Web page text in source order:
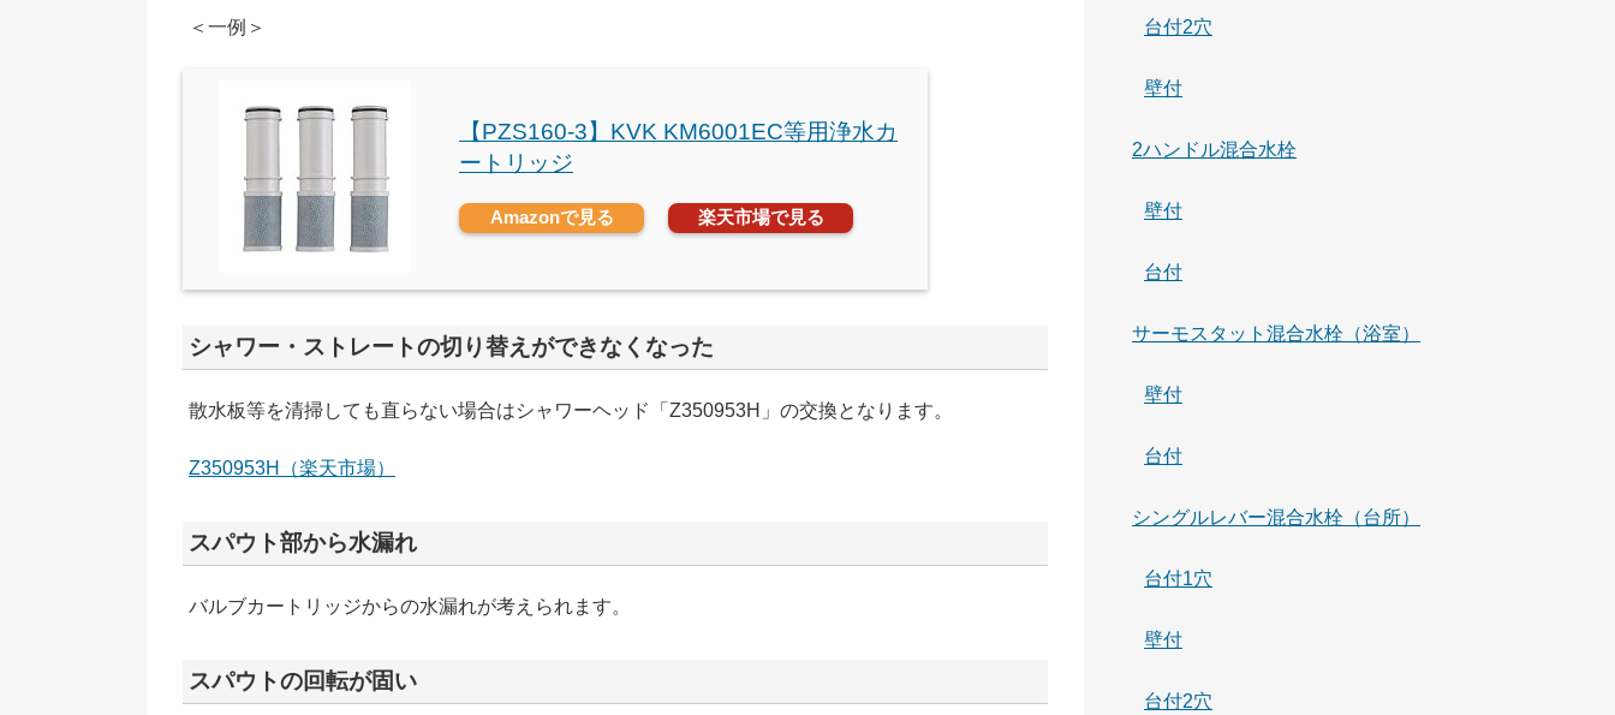
＜一例＞
【PZS160-3】KVK KM6001EC等用浄水カ
ートリッジ
Amazonで見る 楽天市場で見る
シャワー・ストレートの切り替えができなくなった
散水板等を清掃しても直らない場合はシャワーヘッド「Z350953H」の交換となります。
Z350953H（楽天市場）
スパウト部から水漏れ
バルブカートリッジからの水漏れが考えられます。
スパウトの回転が固い
台付2穴
壁付
2ハンドル混合水栓
壁付
台付
サーモスタット混合水栓（浴室）
壁付
台付
シングルレバー混合水栓（台所）
台付1穴
壁付
台付2穴